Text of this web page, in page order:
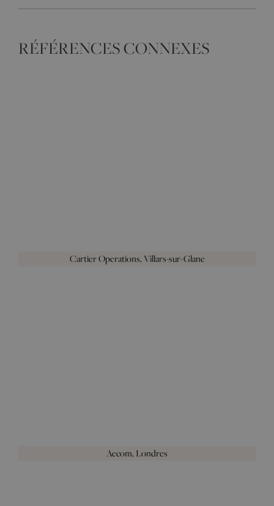
RÉFÉRENCES CONNEXES
Cartier Operations, Villars-sur-Glane
Aecom, Londres